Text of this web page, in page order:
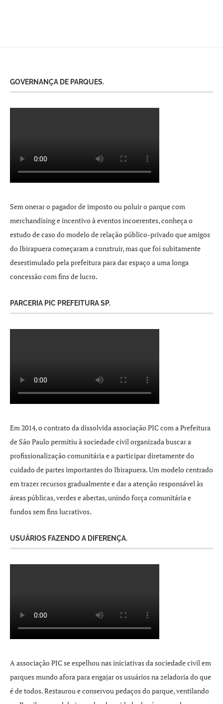
GOVERNANÇA DE PARQUES.
Sem onerar o pagador de imposto ou poluir o parque com
merchandising e incentivo à eventos incoerentes, conheça o
estudo de caso do modelo de relação público-privado que amigos
do Ibirapuera começaram a construir, mas que foi subitamente
desestimulado pela prefeitura para dar espaço a uma longa
concessão com fins de lucro.
PARCERIA PIC PREFEITURA SP.
Em 2014, o contrato da dissolvida associação PIC com a Prefeitura
de São Paulo permitiu à sociedade civil organizada buscar a
profissionalização comunitária e a participar diretamente do
cuidado de partes importantes do Ibirapuera. Um modelo centrado
em trazer recursos gradualmente e dar a atenção responsável às
áreas públicas, verdes e abertas, unindo força comunitária e
fundos sem fins lucrativos.
USUÁRIOS FAZENDO A DIFERENÇA.
A associação PIC se espelhou nas iniciativas da sociedade civil em
parques mundo afora para engajar os usuários na zeladoria do que
é de todos. Restaurou e conservou pedaços do parque, ventilando